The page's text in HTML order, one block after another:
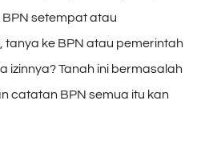
setempat atau
ke BPN atau pemerintah
izinnya? Tanah ini bermasalah
catatan BPN semua itu kan